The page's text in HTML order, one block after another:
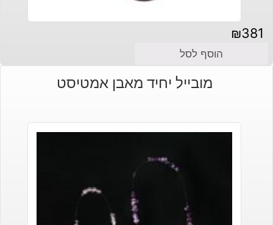
₪381
הוסף לסל
מובייל יחיד מאבן אמטיסט